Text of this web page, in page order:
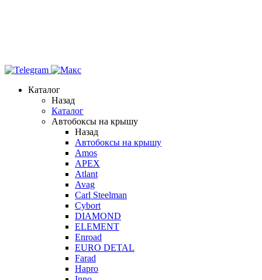
Каталог
Назад
Каталог
Автобоксы на крышу
Назад
Автобоксы на крышу
Amos
APEX
Atlant
Avag
Carl Steelman
Cybort
DIAMOND
ELEMENT
Enroad
EURO DETAL
Farad
Hapro